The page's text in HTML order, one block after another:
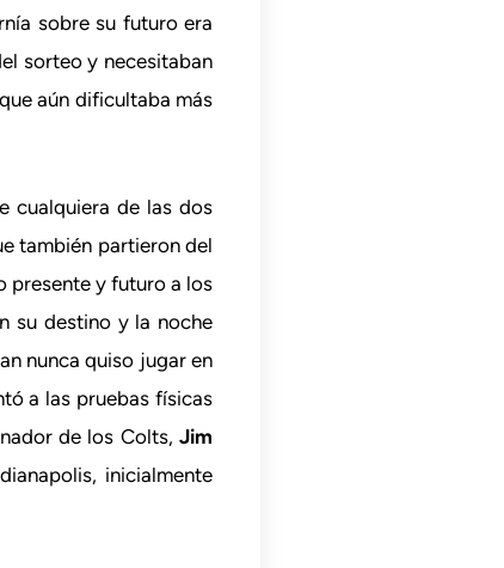
sobre su futuro era
sorteo y necesitaban
aún dificultaba más
cualquiera de las dos
también partieron del
presente y futuro a los
su destino y la noche
nunca quiso jugar en
a las pruebas físicas
de los Colts, Jim
inicialmente